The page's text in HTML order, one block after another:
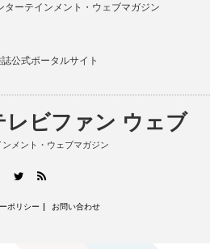
ターテインメント・ウェブマガジン
公式ポータルサイト
レビファン ウェブ
ンメント・ウェブマガジン
Twitter
ポリシー お問い合わせ